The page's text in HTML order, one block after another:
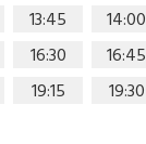
13:45 14:00
16:30 16:45
19:15 19:30